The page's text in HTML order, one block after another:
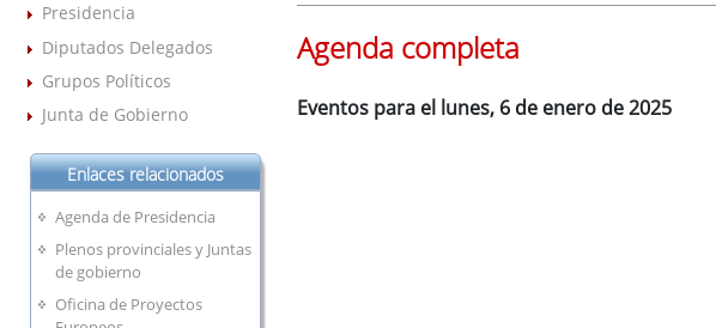
Presidencia
Diputados Delegados
Grupos Políticos
Junta de Gobierno
Enlaces relacionados
Agenda de Presidencia
Plenos provinciales y Juntas
de gobierno
Oficina de Proyectos
Agenda completa
Eventos para el lunes, 6 de enero de 2025